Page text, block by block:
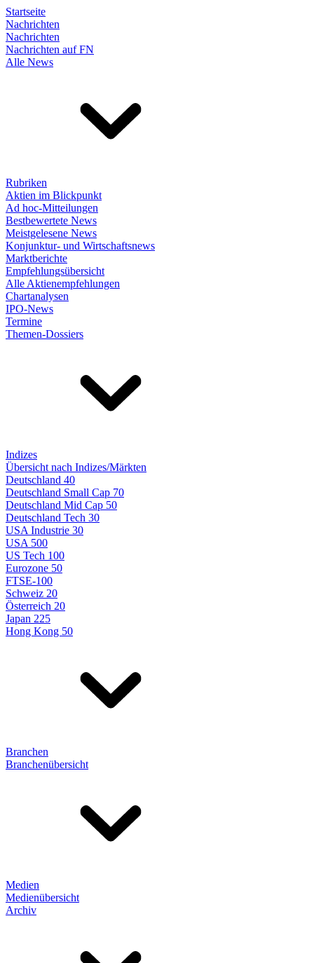
Startseite
Nachrichten
Nachrichten
Nachrichten auf FN
Alle News
Rubriken
Aktien im Blickpunkt
Ad hoc-Mitteilungen
Bestbewertete News
Meistgelesene News
Konjunktur- und Wirtschaftsnews
Marktberichte
Empfehlungsübersicht
Alle Aktienempfehlungen
Chartanalysen
IPO-News
Termine
Themen-Dossiers
Indizes
Übersicht nach Indizes/Märkten
Deutschland 40
Deutschland Small Cap 70
Deutschland Mid Cap 50
Deutschland Tech 30
USA Industrie 30
USA 500
US Tech 100
Eurozone 50
FTSE-100
Schweiz 20
Österreich 20
Japan 225
Hong Kong 50
Branchen
Branchenübersicht
Medien
Medienübersicht
Archiv